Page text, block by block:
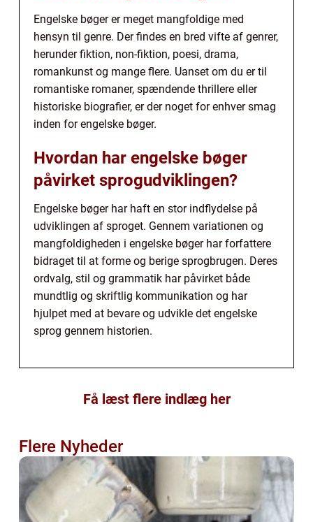
Engelske bøger er meget mangfoldige med
hensyn til genre. Der findes en bred vifte af genrer,
herunder fiktion, non-fiktion, poesi, drama,
romankunst og mange flere. Uanset om du er til
romantiske romaner, spændende thrillere eller
historiske biografier, er der noget for enhver smag
inden for engelske bøger.
Hvordan har engelske bøger
påvirket sprogudviklingen?
Engelske bøger har haft en stor indflydelse på
udviklingen af sproget. Gennem variationen og
mangfoldigheden i engelske bøger har forfattere
bidraget til at forme og berige sprogbrugen. Deres
ordvalg, stil og grammatik har påvirket både
mundtlig og skriftlig kommunikation og har
hjulpet med at bevare og udvikle det engelske
sprog gennem historien.
Få læst flere indlæg her
Flere Nyheder